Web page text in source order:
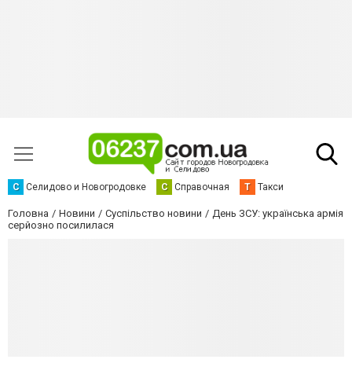
С Селидово и Новогродовке С Справочная Т Такси
Головна Новини Суспільство новини
День ЗСУ: українська армія
серйозно посилилася